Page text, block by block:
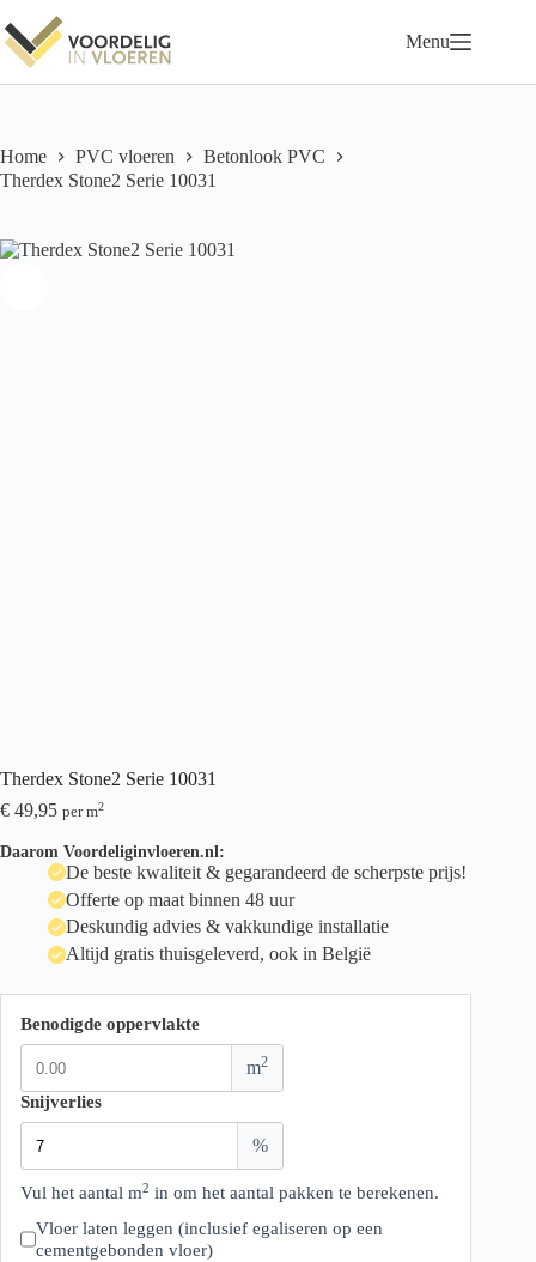
naar
de
inhoud
Menu
Home PVC vloeren
Betonlook PVC
Therdex Stone2 Serie 10031
Therdex Stone2 Serie 10031
€ 49,95 per m2
Daarom Voordeliginvloeren.nl:
De beste kwaliteit & gegarandeerd de scherpste prijs!
Offerte op maat binnen 48 uur
Deskundig advies & vakkundige installatie
Altijd gratis thuisgeleverd, ook in België
Benodigde oppervlakte
m2
Snijverlies
%
Vul het aantal m2 in om het aantal pakken te berekenen.
Vloer laten leggen (inclusief egaliseren op een
cementgebonden vloer)